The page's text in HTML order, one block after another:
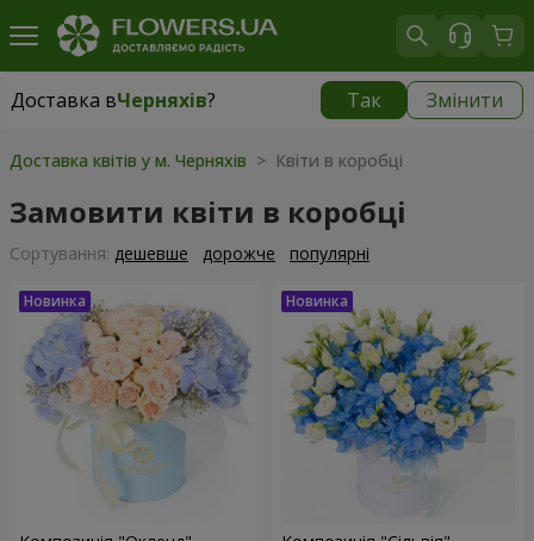
Доставка вЧерняхів? Так Змінити
Доставка вЧерняхів|
Доставка квітів у м. Черняхів > Квіти в коробці
Замовити квіти в коробці
Сортування: дешевше дорожче популярні